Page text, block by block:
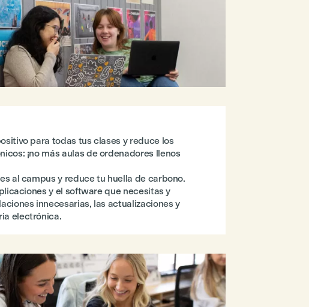
para todas tus clases y reduce los
¡no más aulas de ordenadores llenos
al campus y reduce tu huella de carbono.
y el software que necesitas y
innecesarias, las actualizaciones y
electrónica.